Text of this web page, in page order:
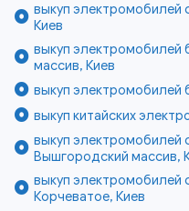
выкуп электромобилей
Киев
выкуп электромобилей
массив, Киев
выкуп электромобилей
выкуп китайских
выкуп электромобилей
Вышгородский массив,
выкуп электромобилей
Корчеватое, Киев